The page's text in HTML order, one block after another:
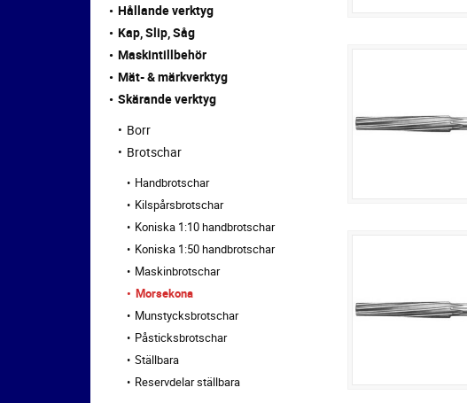
Hållande verktyg
Kap, Slip, Såg
Maskintillbehör
Mät- & märkverktyg
Skärande verktyg
Borr
Brotschar
Handbrotschar
Kilspårsbrotschar
Koniska 1:10 handbrotschar
Koniska 1:50 handbrotschar
Maskinbrotschar
Morsekona
Munstycksbrotschar
Påsticksbrotschar
Ställbara
Reservdelar ställbara